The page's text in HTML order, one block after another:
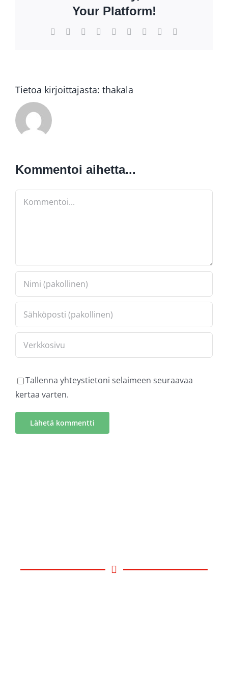
Your Platform!
Facebook Reddit LinkedInWhatsApp
TumblrPinterest
Tietoa kirjoittajasta: thakala
Kommentoi aihetta...
Kommentti
Tallenna yhteystietoni selaimeen seuraavaa
kertaa varten.